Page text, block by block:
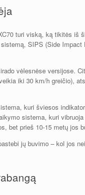
turi viską, ką tikitės iš
SIPS (Side
vėlesnėse versijose.
iki 30 km/h greičio),
kuri šviesos
sistema, kuri
bet prieš 10-15 metų jos
jų buvimo – kol jos